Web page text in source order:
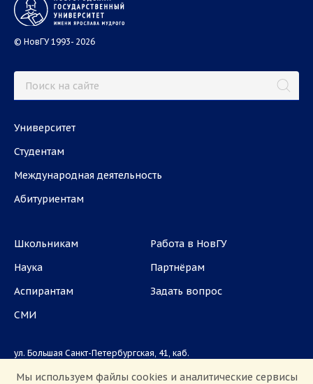
© НовГУ 1993- 2026
Университет
Студентам
Международная деятельность
Абитуриентам
Школьникам
Наука
Аспирантам
СМИ
Работа в НовГУ
Партнёрам
Задать вопрос
ул. Большая Санкт-Петербургская, 41, каб.
Мы используем файлы cookies и аналитические сервисы